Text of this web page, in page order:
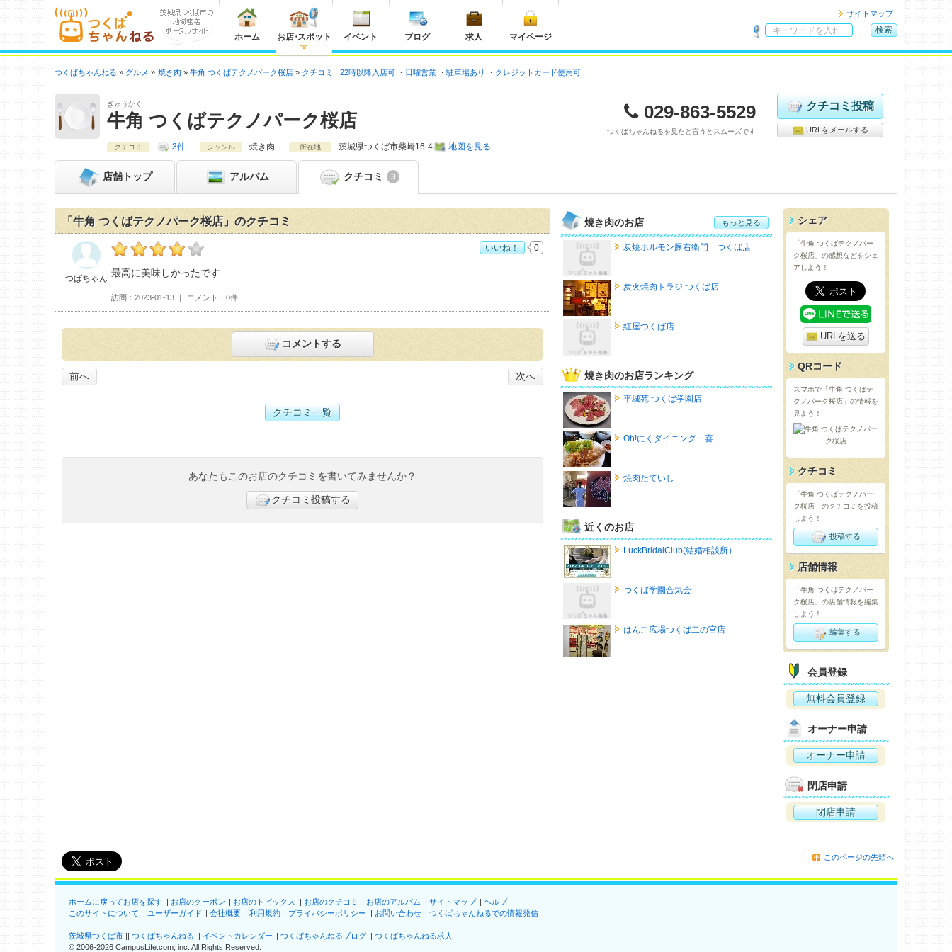
ホーム お店・スポット イベント ブログ 求人 マイページ
サイトマップ
内
索
検索
つくばちゃんねる グルメ 焼き肉 牛角 つくばテクノパーク桜店 クチコミ 22時以降入店可 日曜営業 駐車場あり クレジットカード使用可
ぎゅうかく
牛角 つくばテクノパーク桜店 029-863-5529
つくばちゃんねるを見たと言うとスムーズです
クチコミ投稿
URLをメールする
クチコミ 3件 ジャンル 焼き肉 所在地 茨城県つくば市柴崎16-4 地図を見る
店舗 トップ アルバム クチコミ 3
「牛角 つくばテクノパーク桜店」のクチコミ
つばちゃんの牛角 つくばテクノパーク桜店おすすめ度：
最高に美味しかったです
訪問 2023-01-13 コメント 0件
つばちゃん
いいね！ 0
コメントする
前へ 次へ
クチコミ一覧
あなたもこのお店のクチコミを書いてみませんか？
クチコミ投稿する
焼き肉のお店 もっと見る
炭焼ホルモン豚右衛門 つくば店
炭火焼肉トラジ つくば店
紅屋つくば店
焼き肉のお店ランキング
平城苑 つくば学園店
Oh!にくダイニング一喜
焼肉たていし
近くのお店
LuckBridalClub(結婚相談所）
つくば学園合気会
はんこ広場つくば二の宮店
シェア
「牛角 つくばテクノパー
ク桜店」の感想などをシェ
アしよう！
URLを送る
QRコード
スマホで「牛角 つくばテ
クノパーク桜店」の情報を
見よう！
クチコミ
「牛角 つくばテクノパー
ク桜店」のクチコミを投稿
しよう！
投稿する
店舗情報
「牛角 つくばテクノパー
ク桜店」の店舗情報を編集
しよう！
編集する
会員登録
無料会員登録
オーナー申請
オーナー申請
閉店申請
閉店申請
このページの先頭へ
ホームに戻ってお店を探す お店のクーポン お店のトピックス お店のクチコミ お店のアルバム サイトマップ
ヘルプ
このサイトについて
ユーザーガイド 会社概要 利用規約 プライバシーポリシー お問い合わせ つくばちゃんねるでの情報発信
茨城県つくば市 つくばちゃんねる イベントカレンダー つくばちゃんねるブログ
つくばちゃんねる求人
© 2006-2026 CampusLife.com, inc. All Rights Reserved